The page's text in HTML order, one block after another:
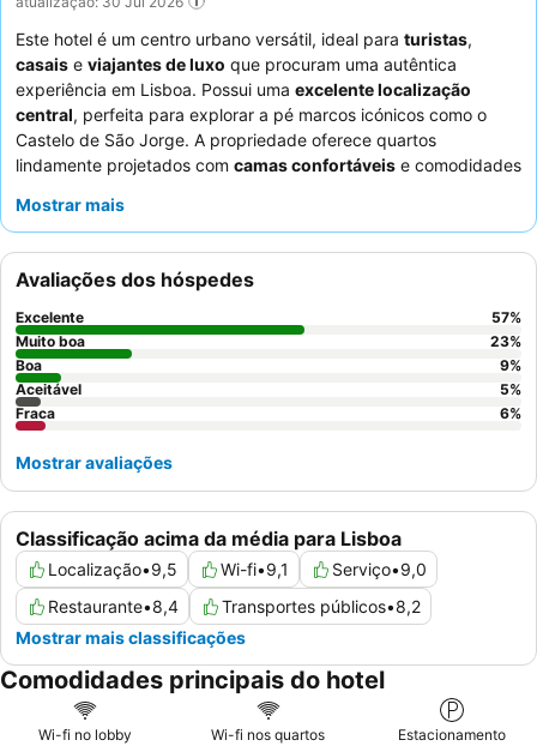
Este hotel é um centro urbano versátil, ideal para turistas,
casais e viajantes de luxo que procuram uma autêntica
experiência em Lisboa. Possui uma excelente localização
central, perfeita para explorar a pé marcos icónicos como o
Castelo de São Jorge. A propriedade oferece quartos
lindamente projetados com camas confortáveis e comodidades
consistentemente os funcionários excecionais e o delicioso e
Para uma estadia verdadeiramente memorável, considere
reservar um quarto num andar superior para vistas ideais da
cidade.
Mostrar mais
Classificação acima da média para Lisboa
Localização•9,5 Wi-fi•9,1 Serviço•9,0
Restaurante•8,4 Transportes públicos•8,2
Mostrar mais classificações
Avaliações dos hóspedes
Excelente 57%
Muito boa
23%
Boa
9%
Aceitável
5%
Fraca
6%
Mostrar avaliações
Comodidades principais do hotel
Wi-fi no lobby Wi-fi nos quartos Estacionamento